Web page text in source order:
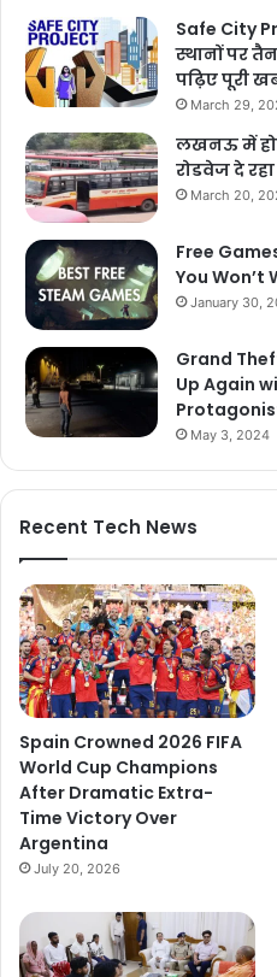
Safe City
स्थानों पर
पढ़िए पूरी
March 29,
लखनऊ में
रोडवेज दे
March 20,
Free
You Won’t
January 30,
Grand
Up Again
May 3, 2024
Recent Tech News
Spain Crowned 2026 FIFA
World Cup Champions
After Dramatic Extra-
Time Victory Over
Argentina
July 20, 2026